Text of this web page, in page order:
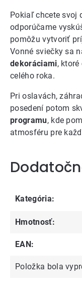
Pokiaľ chcete svoj
odporúčame
pomôžu vytvoriť
Vonné sviečky sa
dekoráciami,
celého roka.
Pri oslavách,
posedení potom
programu, kde
atmosféru pre
Kategória:
Hmotnosť:
EAN:
Položka bola